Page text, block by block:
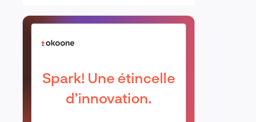
Spark! Une étincelle
d’innovation.